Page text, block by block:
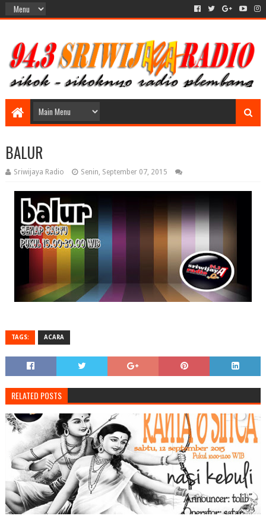
BALUR
Sriwijaya Radio Senin, September 07, 2015
TAGS: ACARA
RELATED POSTS